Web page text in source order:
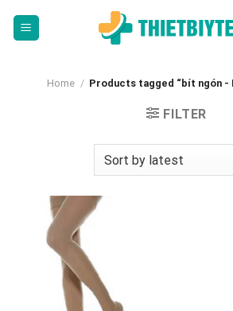
Home / Products tagged “bít ngón -
FILTER